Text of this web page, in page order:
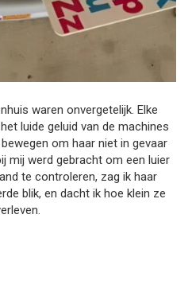
waren onvergetelijk. Elke
luide geluid van de machines
om haar niet in gevaar
mij werd gebracht om een luier
te controleren, zag ik haar
blik, en dacht ik hoe klein ze